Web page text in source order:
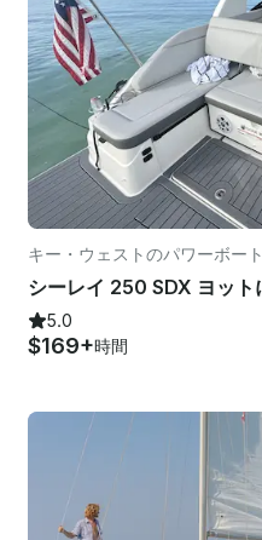
キー・ウェストのパワーボート
5.0
$169+時間